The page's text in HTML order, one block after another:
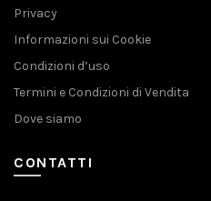
Privacy
Informazioni sui Cookie
Condizioni d’uso
Termini e Condizioni di Vendita
Dove siamo
CONTATTI